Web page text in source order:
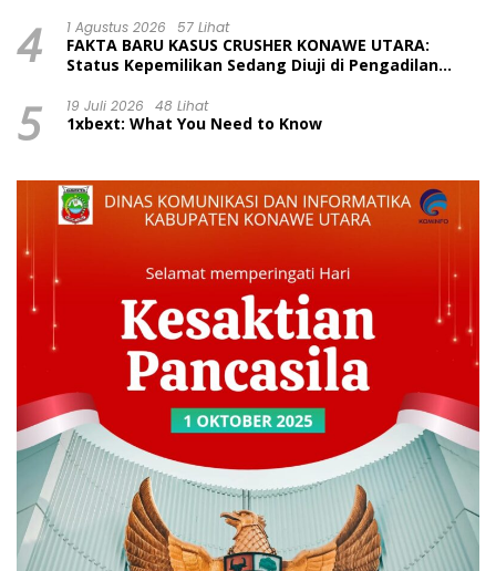
4 1 Agustus 2026 57 Lihat
FAKTA BARU KASUS CRUSHER KONAWE UTARA:
Status Kepemilikan Sedang Diuji di Pengadilan
Dinilai Prematur
5 19 Juli 2026 48 Lihat
1xbext: What You Need to Know